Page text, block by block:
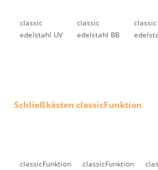
classic
edelstahl UV
classic
edelstahl BB
classic
Schließkästen classicFunktion
classicFunktion
classicFunktion